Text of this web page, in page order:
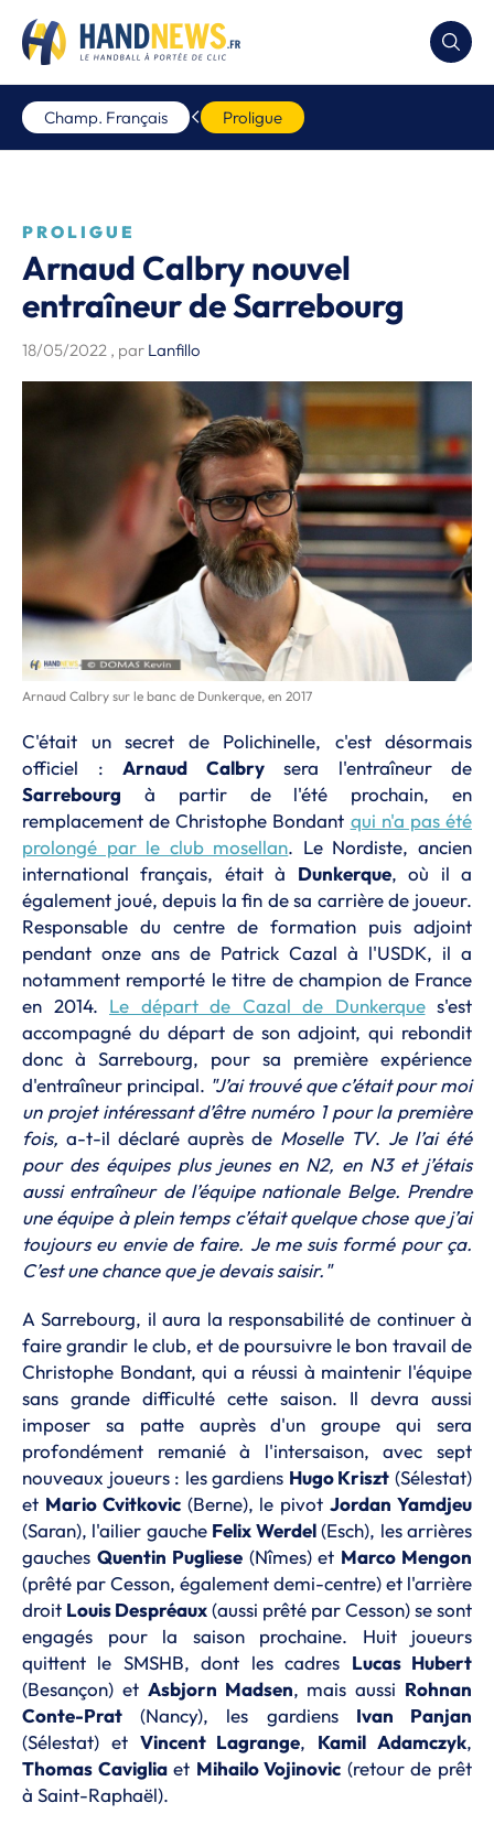
Champ. Français Proligue
PROLIGUE
Arnaud Calbry nouvel
entraîneur de Sarrebourg
18/05/2022 , par Lanfillo
Arnaud Calbry sur le banc de Dunkerque, en 2017
C'était un secret de Polichinelle, c'est désormais
officiel : Arnaud Calbrysera l'entraîneur de
Sarrebourg à partir de l'été prochain, en
remplacement de Christophe Bondant qui n'a pas été
prolongé par le club mosellan. Le Nordiste, ancien
international français, était à Dunkerque, où il a
également joué, depuis la fin de sa carrière de joueur.
Responsable du centre de formation puis adjoint
pendant onze ans de Patrick Cazal à l'USDK, il a
notamment remporté le titre de champion de France
en 2014. Le départ de Cazal de Dunkerques'est
accompagné du départ de son adjoint, qui rebondit
donc à Sarrebourg, pour sa première expérience
d'entraîneur principal. "J’ai trouvé que c’était pour moi
un projet intéressant d’être numéro 1 pour la première
fois, a-t-il déclaré auprès de Moselle TV. Je l’ai été
pour des équipes plus jeunes en N2, en N3 et j’étais
aussi entraîneur de l’équipe nationale Belge. Prendre
une équipe à plein temps c’était quelque chose que j’ai
toujours eu envie de faire. Je me suis formé pour ça.
C’est une chance que je devais saisir."
A Sarrebourg, il aura la responsabilité de continuer à
faire grandir le club, et de poursuivre le bon travail de
Christophe Bondant, qui a réussi à maintenir l'équipe
sans grande difficulté cette saison. Il devra aussi
imposer sa patte auprès d'un groupe qui sera
profondément remanié à l'intersaison, avec sept
nouveaux joueurs : les gardiens Hugo Kriszt (Sélestat)
et Mario Cvitkovic(Berne), le pivotJordan Yamdjeu
(Saran), l'ailier gauche Felix Werdel(Esch), les arrières
gauches Quentin Pugliese(Nîmes) et Marco Mengon
(prêté par Cesson, également demi-centre) et l'arrière
droit Louis Despréaux(aussi prêté par Cesson) se sont
engagés pour la saison prochaine. Huit joueurs
quittent le SMSHB, dont les cadres Lucas Hubert
(Besançon) et Asbjorn Madsen, mais aussi Rohnan
Conte-Prat (Nancy), les gardiens Ivan Panjan
(Sélestat) et Vincent Lagrange, Kamil Adamczyk,
Thomas Cavigliaet Mihailo Vojinovic (retour de prêt
à Saint-Raphaël).